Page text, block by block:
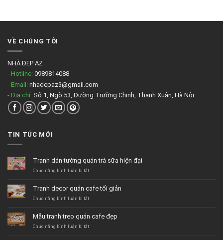
VỀ CHÚNG TÔI
NHÀ ĐẸP AZ
- Hotline: 0989814088
- Email: nhadepaz3@gmail.com
- Địa chỉ: Số 1, Ngõ 53, Đường Trường Chinh, Thanh Xuân, Hà Nội.
TIN TỨC MỚI
Tranh dán tường quán trà sữa hiện đại
Chức năng bình luận bị tắtở
tường
quán
hiện
đại
Tranh decor quán cafe tối giản
Chức năng bình luận bị tắtở
quán
cafe
Mẫu tranh treo quán cafe đẹp
Chức năng bình luận bị tắtở